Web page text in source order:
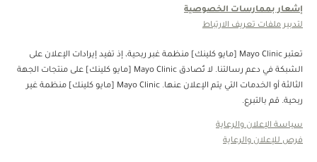
إشعار بممارسات الخصوصية
لتدبير ملفات تعريف الارتباط
تعتبر Mayo Clinic [مايو كلينك] منظمة غبر ربحية، إذ تفيد إيرادات الإعلان على
الشبكة في دعم رسالتنا. لا تُصادق Mayo Clinic [مايو كلينك] على منتجات الجهة
الثالثة أو الخدمات التي يتم الإعلان عنها. Mayo Clinic [مايو كلينك] منظمة غير
ربحية. قم بالتبرع.
سياسة الإعلان والرعاية
فرص للإعلان والرعاية